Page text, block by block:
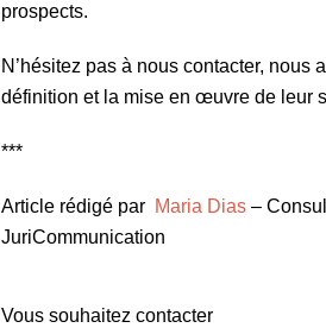
prospects.
N’hésitez pas à nous contacter, nous
définition et la mise en œuvre de leur
***
Article rédigé par Maria Dias –
JuriCommunication
Vous souhaitez contacter